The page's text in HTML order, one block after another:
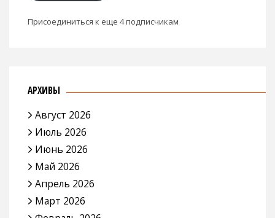
Присоединиться к еще 4 подписчикам
АРХИВЫ
Август 2026
Июль 2026
Июнь 2026
Май 2026
Апрель 2026
Март 2026